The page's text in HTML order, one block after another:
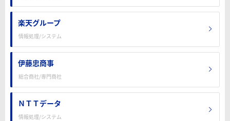
楽天グループ
情報処理/システム
伊藤忠商事
総合商社/専門商社
ＮＴＴデータ
情報処理/システム